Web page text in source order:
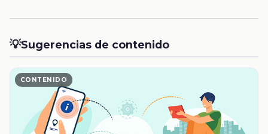
💡Sugerencias de contenido
CONTENIDO